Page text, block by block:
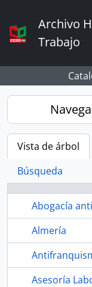
Archivo
Trabajo
Vista de árbol
Búsqueda
Abogacía
Almería
Asesoría